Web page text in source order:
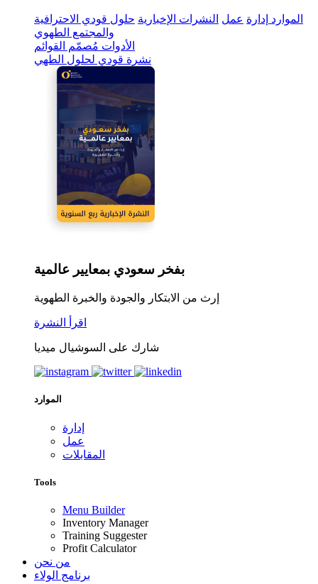
الموارد إدارة عمل النشرات الإخبارية حلول قودي الاحترافية
والمجتمع الطهوي
الأدوات مُصمّم القوائم
نشرة قودي لحلول الطهي
بفخر سعودي بمعايير عالمية
إرث من الابتكار والجودة والخبرة الطهوية
اقرأ النشرة
شارك على السوشيال ميديا
الموارد
إدارة
عمل
المقابلات
Tools
Menu Builder
Inventory Manager
Training Suggester
Profit Calculator
من نحن
برنامج الولاء